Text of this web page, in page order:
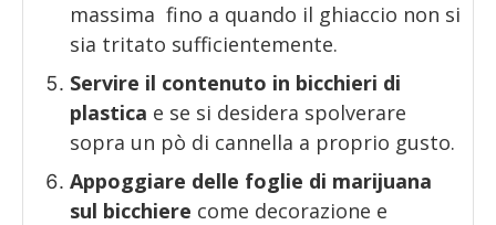
massima fino a quando il ghiaccio non si
sia tritato sufficientemente.
Servire il contenuto in bicchieri di
plastica e se si desidera spolverare
sopra un pò di cannella a proprio gusto.
Appoggiare delle foglie di marijuana
sul bicchiere come decorazione e